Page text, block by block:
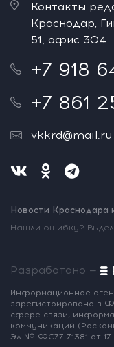
Контакты
Краснодар,
51, офис 304
+7 918
+7 861
vkkrd@mail.ru
Новости Краснодара
Нашли ошибку?
Разработано —
Информационное
зарегистрировано в
сфере связи,
коммуникаций
Эл № ФС77-71381 от